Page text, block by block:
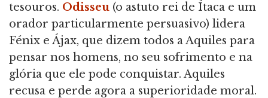
tesouros. Odisseu (o astuto rei de Ítaca e um
orador particularmente persuasivo) lidera
Fénix e Ájax, que dizem todos a Aquiles para
pensar nos homens, no seu sofrimento e na
glória que ele pode conquistar. Aquiles
recusa e perde agora a superioridade moral.